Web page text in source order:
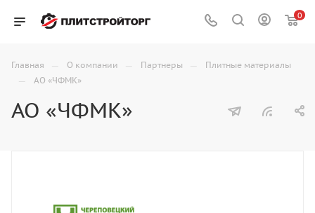
0
Главная — О компании — Партнеры — Плитные материалы
— АО «ЧФМК»
АО «ЧФМК»